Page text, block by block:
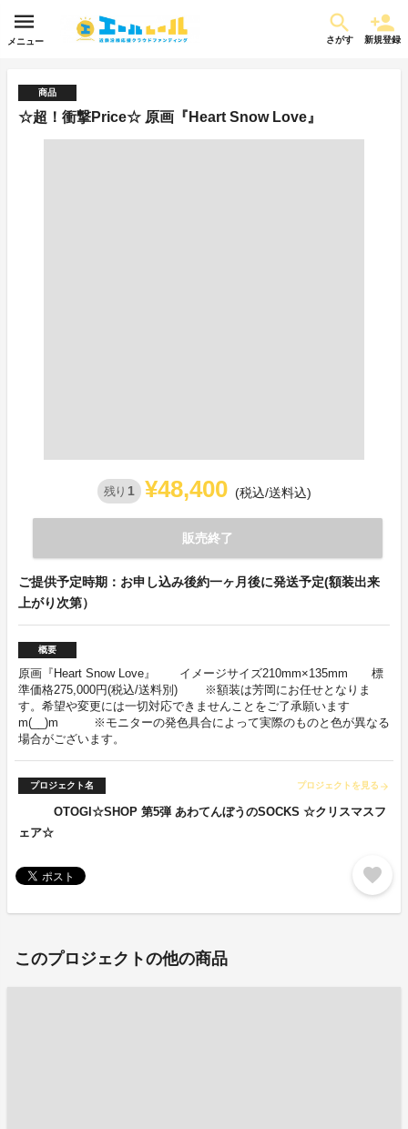
メニュー さがす 新規登録
商品
☆超！衝撃Price☆ 原画『Heart Snow Love』
残り 1 ¥48,400 (税込/送料込)
販売終了
ご提供予定時期：お申し込み後約一ヶ月後に発送予定(額装出来
上がり次第）
概要
原画『Heart Snow Love』 イメージサイズ210mm×135mm 標
準価格275,000円(税込/送料別) ※額装は芳岡にお任せとなりま
す。希望や変更には一切対応できませんことをご了承願います
m(__)m ※モニターの発色具合によって実際のものと色が異なる
場合がございます。
プロジェクト名 プロジェクトを見る arrow_forward
OTOGI☆SHOP 第5弾 あわてんぼうのSOCKS ☆クリスマスフ
ェア☆
favorite
このプロジェクトの他の商品